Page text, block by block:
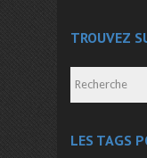
TROUVEZ
LES TAGS